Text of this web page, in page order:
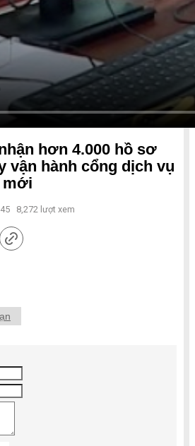
hơn 4.000 hồ sơ
vận hành cổng dịch vụ
mới
8,272 lượt xem